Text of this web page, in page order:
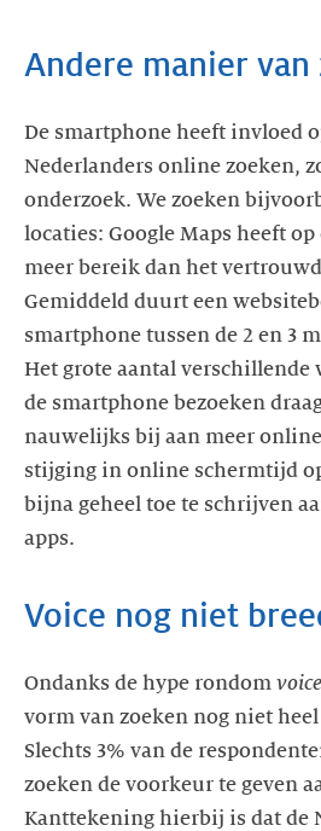
Andere manier van
De smartphone heeft invloed
Nederlanders online zoeken,
onderzoek. We zoeken
locaties: Google Maps heeft
meer bereik dan het
Gemiddeld duurt een
smartphone tussen de 2 en 3
Het grote aantal verschillende
de smartphone bezoeken
nauwelijks bij aan meer
stijging in online schermtijd
bijna geheel toe te schrijven
apps.
Voice nog niet
Ondanks de hype rondom
vorm van zoeken nog niet
Slechts 3% van de
zoeken de voorkeur te geven
Kanttekening hierbij is dat de